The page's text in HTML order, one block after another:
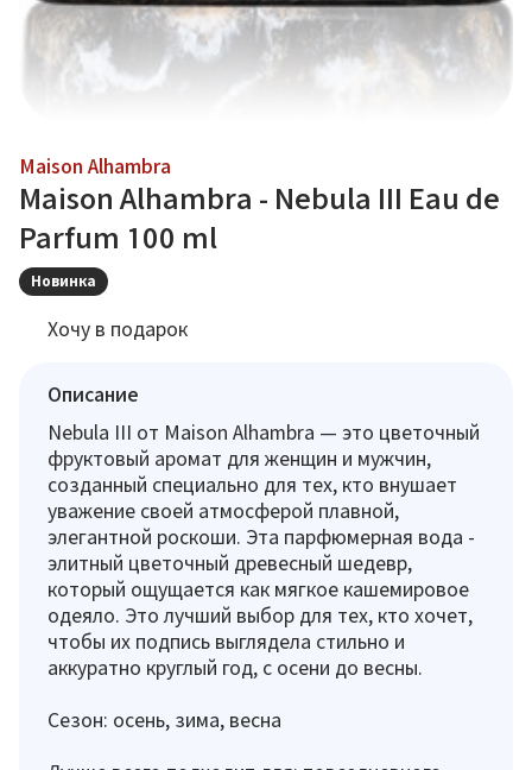
Maison Alhambra
Maison Alhambra - Nebula III Eau de
Parfum 100 ml
Новинка
Хочу в подарок
Описание
Nebula III от Maison Alhambra — это цветочный
фруктовый аромат для женщин и мужчин,
созданный специально для тех, кто внушает
уважение своей атмосферой плавной,
элегантной роскоши. Эта парфюмерная вода -
элитный цветочный древесный шедевр,
который ощущается как мягкое кашемировое
одеяло. Это лучший выбор для тех, кто хочет,
чтобы их подпись выглядела стильно и
аккуратно круглый год, с осени до весны.
Сезон: осень, зима, весна